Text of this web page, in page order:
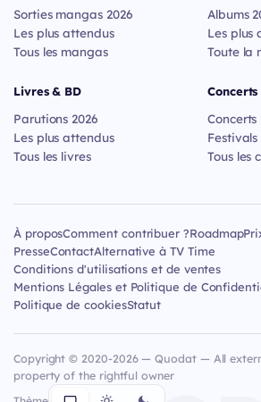
Sorties mangas 2026
Les plus attendus
Tous les mangas
Livres & BD
Parutions 2026
Les plus attendus
Tous les livres
Albums
Les plus
Toute la
Concerts
Concerts
Festivals
Tous les
À proposComment contribuer ?Roadmap
PresseContactAlternative à TV Time
Conditions d'utilisations et de ventes
Mentions Légales et Politique de
Politique de cookiesStatut
Copyright © 2020-2026 — Quodat — All
property of the rightful owner